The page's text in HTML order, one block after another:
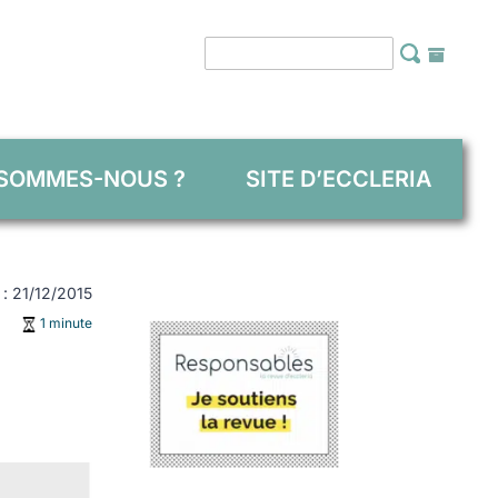
NOUS ? SITE D’ECCLERIA
21/12/2015
1 minute